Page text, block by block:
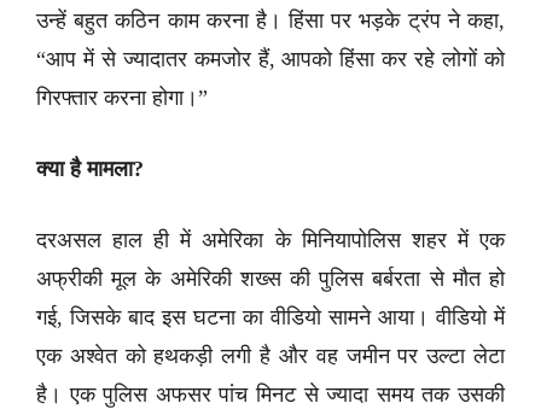
उन्हें बहुत कठिन काम करना है। हिंसा पर भड़के ट्रंप ने कहा,
“आप में से ज्यादातर कमजोर हैं, आपको हिंसा कर रहे लोगों को
गिरफ्तार करना होगा।”
क्या है मामला?
दरअसल हाल ही में अमेरिका के मिनियापोलिस शहर में एक
अफ्रीकी मूल के अमेरिकी शख्स की पुलिस बर्बरता से मौत हो
गई, जिसके बाद इस घटना का वीडियो सामने आया। वीडियो में
एक अश्वेत को हथकड़ी लगी है और वह जमीन पर उल्टा लेटा
है। एक पुलिस अफसर पांच मिनट से ज्यादा समय तक उसकी